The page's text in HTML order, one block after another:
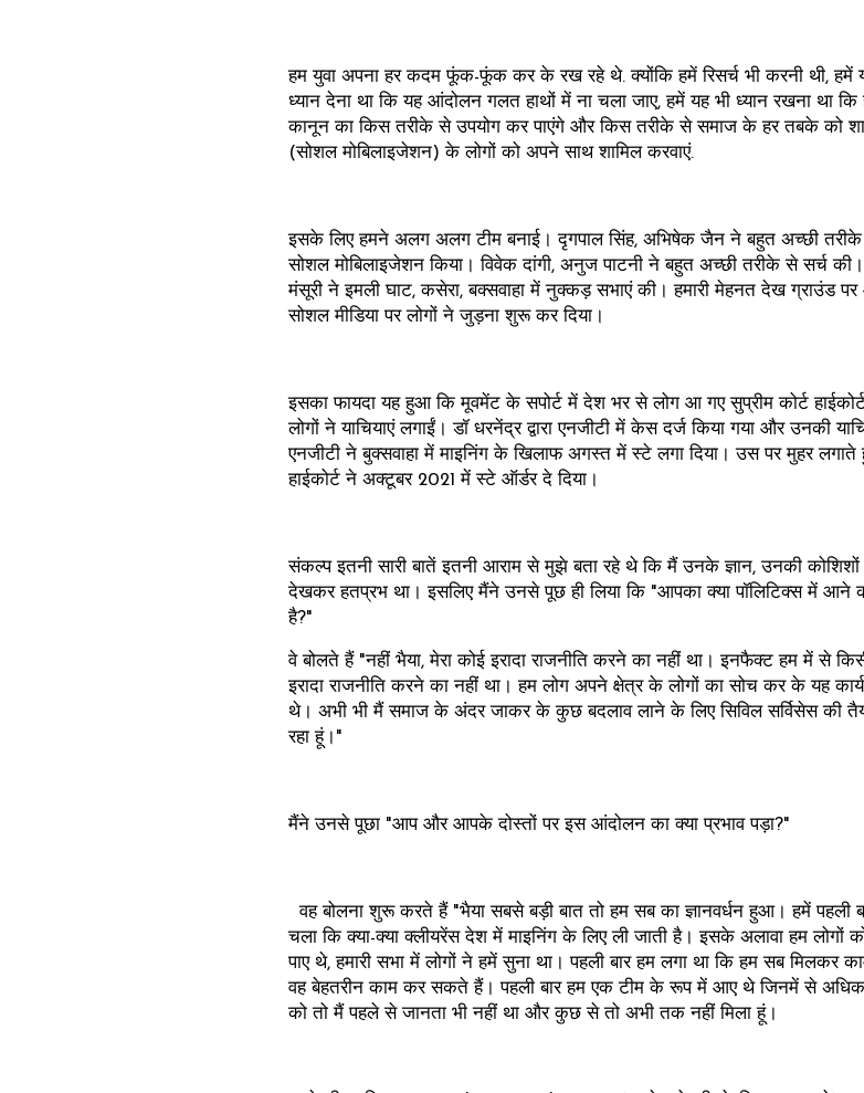
हम युवा अपना हर कदम फूंक-फूंक कर के रख रहे थे. क्योंकि हमें रिसर्च भी करनी थी, हमें
ध्यान देना था कि यह आंदोलन गलत हाथों में ना चला जाए, हमें यह भी ध्यान रखना था कि
कानून का किस तरीके से उपयोग कर पाएंगे और किस तरीके से समाज के हर तबके को
(सोशल मोबिलाइजेशन) के लोगों को अपने साथ शामिल करवाएं.
इसके लिए हमने अलग अलग टीम बनाई। दृगपाल सिंह, अभिषेक जैन ने बहुत अच्छी
सोशल मोबिलाइजेशन किया। विवेक दांगी, अनुज पाटनी ने बहुत अच्छी तरीके से सर्च
मंसूरी ने इमली घाट, कसेरा, बक्सवाहा में नुक्कड़ सभाएं की। हमारी मेहनत देख ग्राउंड
सोशल मीडिया पर लोगों ने जुड़ना शुरू कर दिया।
इसका फायदा यह हुआ कि मूवमेंट के सपोर्ट में देश भर से लोग आ गए सुप्रीम कोर्ट
लोगों ने याचियाएं लगाईं। डॉ धरनेंद्र द्वारा एनजीटी में केस दर्ज किया गया और उनकी
एनजीटी ने बुक्सवाहा में माइनिंग के खिलाफ अगस्त में स्टे लगा दिया। उस पर मुहर लगाते
हाईकोर्ट ने अक्टूबर 2021 में स्टे ऑर्डर दे दिया।
संकल्प इतनी सारी बातें इतनी आराम से मुझे बता रहे थे कि मैं उनके ज्ञान, उनकी कोशिशों
देखकर हतप्रभ था। इसलिए मैंने उनसे पूछ ही लिया कि "आपका क्या पॉलिटिक्स में आने
है?"
वे बोलते हैं "नहीं भैया, मेरा कोई इरादा राजनीति करने का नहीं था। इनफैक्ट हम में से
इरादा राजनीति करने का नहीं था। हम लोग अपने क्षेत्र के लोगों का सोच कर के यह
थे। अभी भी मैं समाज के अंदर जाकर के कुछ बदलाव लाने के लिए सिविल सर्विसेस की
रहा हूं।"
मैंने उनसे पूछा "आप और आपके दोस्तों पर इस आंदोलन का क्या प्रभाव पड़ा?"
वह बोलना शुरू करते हैं "भैया सबसे बड़ी बात तो हम सब का ज्ञानवर्धन हुआ। हमें पहली
चला कि क्या-क्या क्लीयरेंस देश में माइनिंग के लिए ली जाती है। इसके अलावा हम लोगों
पाए थे, हमारी सभा में लोगों ने हमें सुना था। पहली बार हम लगा था कि हम सब मिलकर
वह बेहतरीन काम कर सकते हैं। पहली बार हम एक टीम के रूप में आए थे जिनमें से
को तो मैं पहले से जानता भी नहीं था और कुछ से तो अभी तक नहीं मिला हूं।